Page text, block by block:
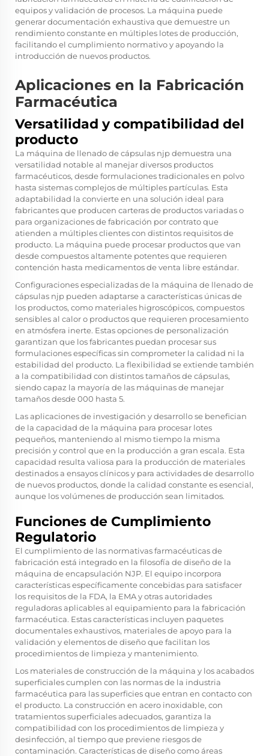
equipos y validación de procesos. La máquina puede
generar documentación exhaustiva que demuestre un
rendimiento constante en múltiples lotes de producción,
facilitando el cumplimiento normativo y apoyando la
introducción de nuevos productos.
Aplicaciones en la Fabricación
Farmacéutica
Versatilidad y compatibilidad del
producto
La máquina de llenado de cápsulas njp demuestra una
versatilidad notable al manejar diversos productos
farmacéuticos, desde formulaciones tradicionales en polvo
hasta sistemas complejos de múltiples partículas. Esta
adaptabilidad la convierte en una solución ideal para
fabricantes que producen carteras de productos variadas o
para organizaciones de fabricación por contrato que
atienden a múltiples clientes con distintos requisitos de
producto. La máquina puede procesar productos que van
desde compuestos altamente potentes que requieren
contención hasta medicamentos de venta libre estándar.
Configuraciones especializadas de la máquina de llenado de
cápsulas njp pueden adaptarse a características únicas de
los productos, como materiales higroscópicos, compuestos
sensibles al calor o productos que requieren procesamiento
en atmósfera inerte. Estas opciones de personalización
garantizan que los fabricantes puedan procesar sus
formulaciones específicas sin comprometer la calidad ni la
estabilidad del producto. La flexibilidad se extiende también
a la compatibilidad con distintos tamaños de cápsulas,
siendo capaz la mayoría de las máquinas de manejar
tamaños desde 000 hasta 5.
Las aplicaciones de investigación y desarrollo se benefician
de la capacidad de la máquina para procesar lotes
pequeños, manteniendo al mismo tiempo la misma
precisión y control que en la producción a gran escala. Esta
capacidad resulta valiosa para la producción de materiales
destinados a ensayos clínicos y para actividades de desarrollo
de nuevos productos, donde la calidad constante es esencial,
aunque los volúmenes de producción sean limitados.
Funciones de Cumplimiento
Regulatorio
El cumplimiento de las normativas farmacéuticas de
fabricación está integrado en la filosofía de diseño de la
máquina de encapsulación NJP. El equipo incorpora
características específicamente concebidas para satisfacer
los requisitos de la FDA, la EMA y otras autoridades
reguladoras aplicables al equipamiento para la fabricación
farmacéutica. Estas características incluyen paquetes
documentales exhaustivos, materiales de apoyo para la
validación y elementos de diseño que facilitan los
procedimientos de limpieza y mantenimiento.
Los materiales de construcción de la máquina y los acabados
superficiales cumplen con las normas de la industria
farmacéutica para las superficies que entran en contacto con
el producto. La construcción en acero inoxidable, con
tratamientos superficiales adecuados, garantiza la
compatibilidad con los procedimientos de limpieza y
desinfección, al tiempo que previene riesgos de
contaminación. Características de diseño como áreas